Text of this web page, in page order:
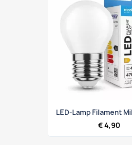
LED-Lamp Filament
€ 4,90